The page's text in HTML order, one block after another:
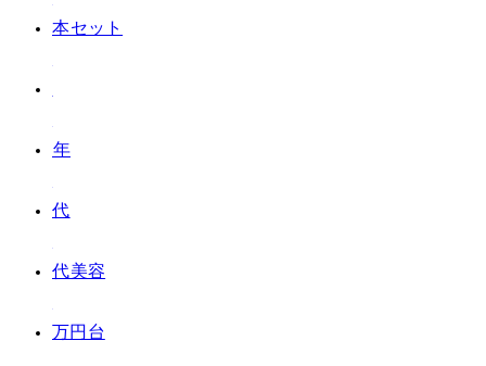
#18本セット
#2024年
#30代
#30代 美容
#3万円台